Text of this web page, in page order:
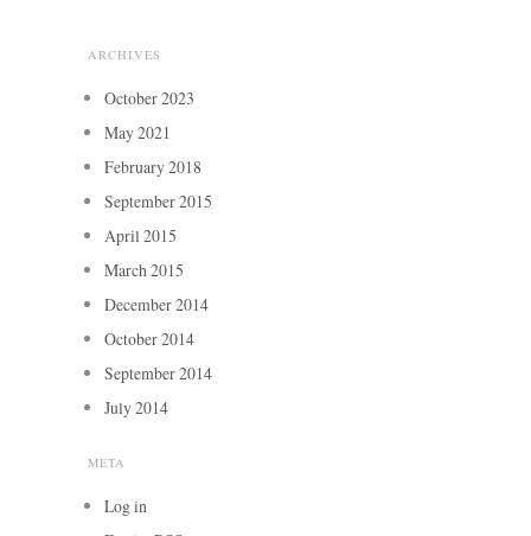
ARCHIVES
October 2023
May 2021
February 2018
September 2015
April 2015
March 2015
December 2014
October 2014
September 2014
July 2014
META
Log in